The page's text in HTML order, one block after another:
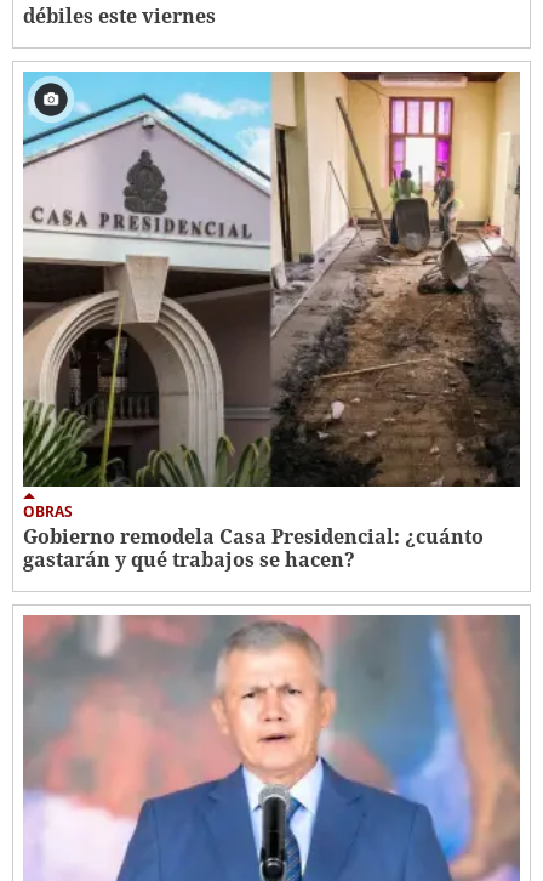
débiles este viernes
OBRAS
Gobierno remodela Casa Presidencial: ¿cuánto
gastarán y qué trabajos se hacen?